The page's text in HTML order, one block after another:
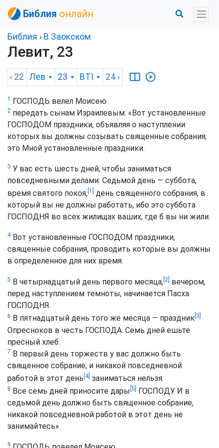
Библия онлайн
Библия › В Заокском
Левит, 23
‹ 22 Лев 23 BTI 24 ›
1 ГОСПОДЬ велел Моисею
2 передать сынам Израилевым: «Вот установленные
ГОСПОДОМ праздники, объявляя о наступлении
которых вы должны созывать священные собрания;
это Мной установленные праздники.
3 У вас есть шесть дней, чтобы заниматься
повседневными делами. Седьмой день — суббота,
время святого покоя, [1]
день священного собрания, в
который вы не должны работать, ибо это суббота
ГОСПОДНЯ во всех жилищах ваших, где б вы ни жили.
4Вот установленные ГОСПОДОМ праздники,
священные собрания, проводить которые вы должны
в определенное для них время.
5 В четырнадцатый день первого месяца, [2] вечером,
перед наступлением темноты, начинается Пасха
ГОСПОДНЯ.
6 В пятнадцатый день того же месяца — праздник [3]
Опресноков в честь ГОСПОДА. Семь дней ешьте
пресный хлеб.
7 В первый день торжеств у вас должно быть
священное собрание, и никакой повседневной
работой в этот день [4] заниматься нельзя.
8 Все семь дней приносите дары [5]
ГОСПОДУ. И в
седьмой день должно быть священное собрание,
никакой повседневной работой в этот день не
занимайтесь».
9